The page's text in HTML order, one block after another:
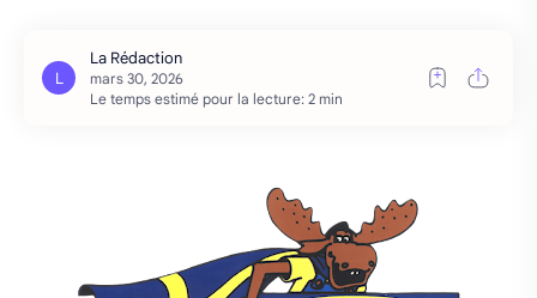
Le temps estimé pour la lecture: 2 min